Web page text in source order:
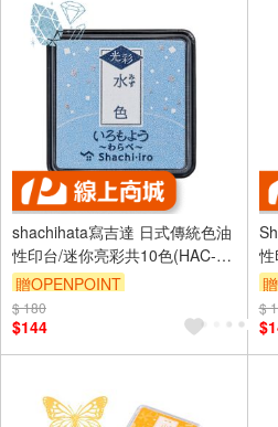
shachihata寫吉達 日式傳統色油
性印台/迷你亮彩共10色(HAC-
S1G)向日葵色
贈OPENPOINT
$ 180
$144
$